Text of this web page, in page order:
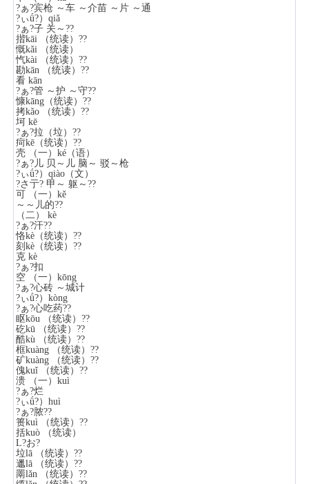
?ぁ?宾枪 ～车 ～介苗 ～片 ～通
?ぃǘ?）qiǎ
?ぁ?子 关～??
揩kāi （统读）??
慨kǎi （统读）
忾kài （统读）??
勘kān （统读）??
看 kān
?ぁ?管 ～护 ～守??
慷kāng（统读）??
拷kǎo （统读）??
坷 kē
?ぁ?拉（垃）??
疴kē（统读）??
壳 （一）ké（语）
?ぁ?儿 贝～儿 脑～ 驳～枪
?ぃǘ?）qiào（文）
?さ亍? 甲～ 躯～??
可 （一）kě
～～儿的??
（二） kè
?ぁ?汗??
恪kè（统读）??
刻kè（统读）??
克 kè
?ぁ?扣
空 （一）kōng
?ぁ?心砖 ～城计
?ぃǘ?）kòng
?ぁ?心吃药??
眍kōu （统读）??
矻kū （统读）??
酷kù （统读）??
框kuàng （统读）??
矿kuàng （统读）??
傀kuǐ （统读）??
溃 （一）kuì
?ぁ?烂
?ぃǘ?）huì
?ぁ?脓??
篑kuì （统读）??
括kuò （统读）
L?お?
垃lā （统读）??
邋lā （统读）??
罱lǎn （统读）??